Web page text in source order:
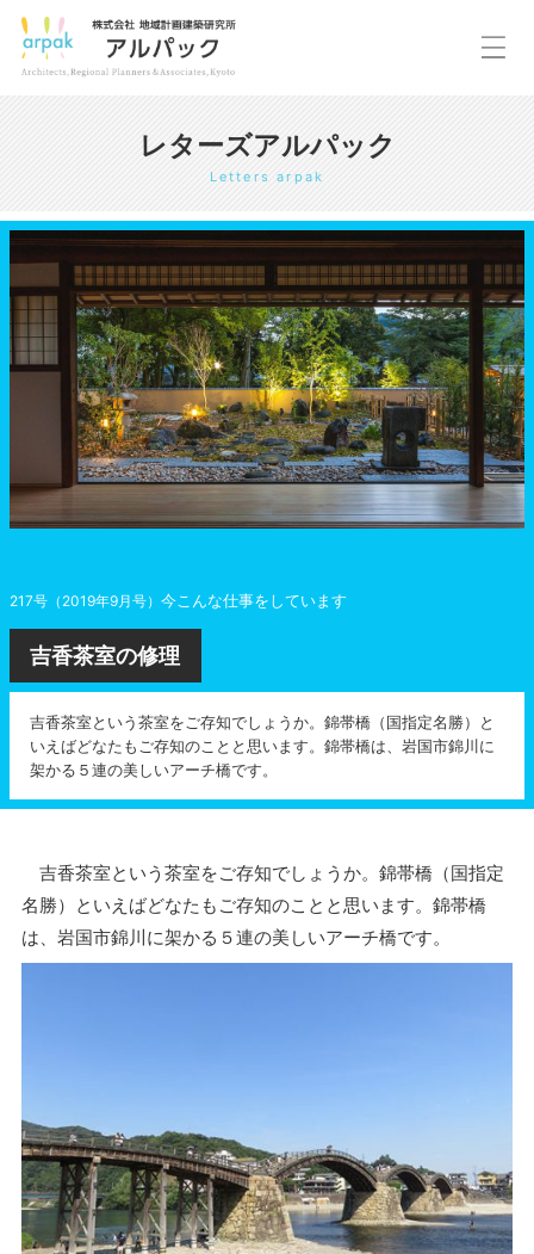
レターズアルパック
Letters arpak
217号（2019年9月号） 今こんな仕事をしています
吉香茶室の修理
吉香茶室という茶室をご存知でしょうか。錦帯橋（国指定名勝）と
いえばどなたもご存知のことと思います。錦帯橋は、岩国市錦川に
架かる５連の美しいアーチ橋です。
吉香茶室という茶室をご存知でしょうか。錦帯橋（国指定
名勝）といえばどなたもご存知のことと思います。錦帯橋
は、岩国市錦川に架かる５連の美しいアーチ橋です。